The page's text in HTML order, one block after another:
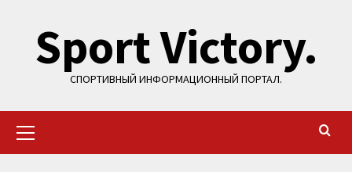
содержимому
Sport Victory.
СПОРТИВНЫЙ ИНФОРМАЦИОННЫЙ ПОРТАЛ.
меню